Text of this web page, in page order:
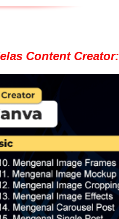
Content Creator: